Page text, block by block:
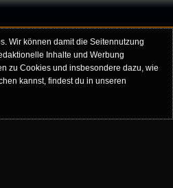
Wir können damit die Seitennutzung
Inhalte und Werbung
zu Cookies und insbesondere dazu, wie
kannst, findest du in unseren